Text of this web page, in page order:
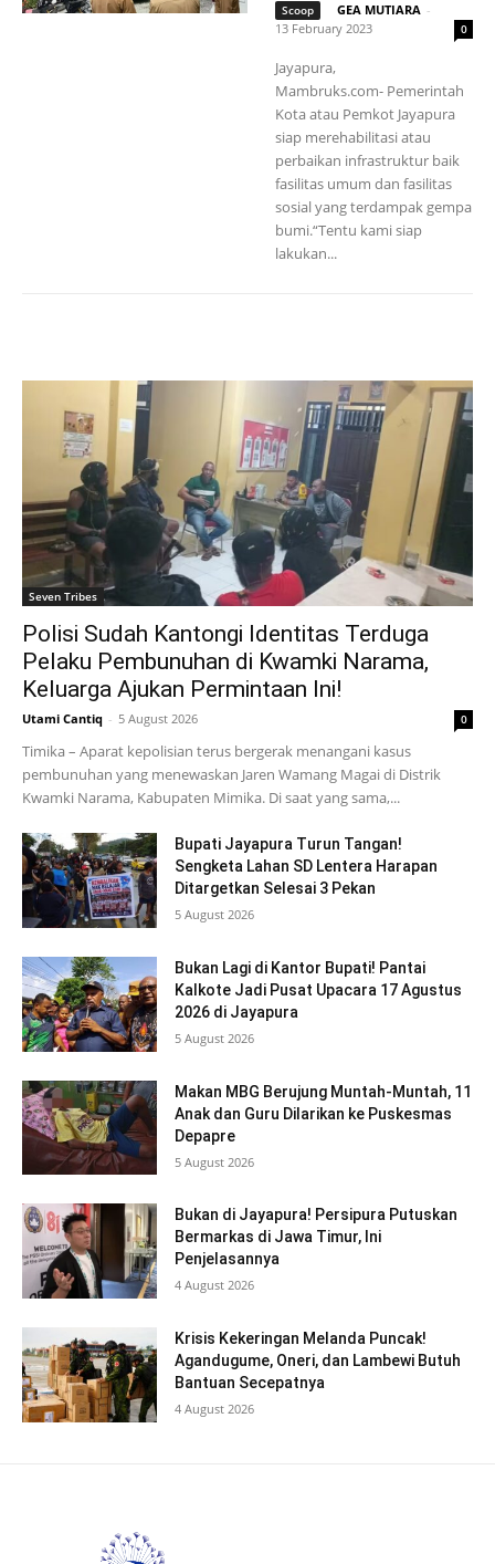
Scoop GEA MUTIARA -
13 February 2023
0
Jayapura,
Mambruks.com- Pemerintah
Kota atau Pemkot Jayapura
siap merehabilitasi atau
perbaikan infrastruktur baik
fasilitas umum dan fasilitas
sosial yang terdampak gempa
bumi.“Tentu kami siap
lakukan...
Seven Tribes
Polisi Sudah Kantongi Identitas Terduga
Pelaku Pembunuhan di Kwamki Narama,
Keluarga Ajukan Permintaan Ini!
Utami Cantiq - 5 August 2026 0
Timika – Aparat kepolisian terus bergerak menangani kasus
pembunuhan yang menewaskan Jaren Wamang Magai di Distrik
Kwamki Narama, Kabupaten Mimika. Di saat yang sama,...
Bupati Jayapura Turun Tangan!
Sengketa Lahan SD Lentera Harapan
Ditargetkan Selesai 3 Pekan
5 August 2026
Bukan Lagi di Kantor Bupati! Pantai
Kalkote Jadi Pusat Upacara 17 Agustus
2026 di Jayapura
5 August 2026
Makan MBG Berujung Muntah-Muntah, 11
Anak dan Guru Dilarikan ke Puskesmas
Depapre
5 August 2026
Bukan di Jayapura! Persipura Putuskan
Bermarkas di Jawa Timur, Ini
Penjelasannya
4 August 2026
Krisis Kekeringan Melanda Puncak!
Agandugume, Oneri, dan Lambewi Butuh
Bantuan Secepatnya
4 August 2026